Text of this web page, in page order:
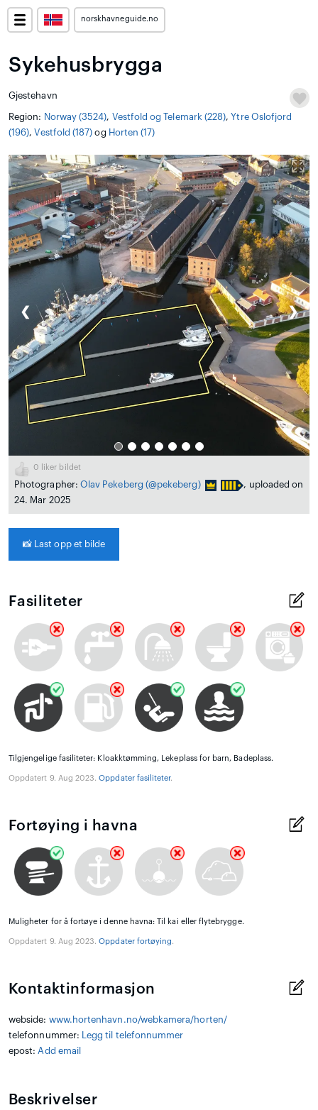
norskhavneguide.no
Sykehusbrygga
Gjestehavn
Region: Norway (3524), Vestfold og Telemark (228),Ytre Oslofjord
(196),Vestfold (187) og Horten (17)
❮ ❯
0 liker bildet
Photographer: Olav Pekeberg (@pekeberg)
, uploaded on
24. Mar 2025
📸 Last opp et bilde
Fasiliteter
Tilgjengelige fasiliteter: Kloakktømming, Lekeplass for barn, Badeplass.
Oppdatert 9. Aug 2023.Oppdater fasiliteter.
Fortøying i havna
Muligheter for å fortøye i denne havna: Til kai eller flytebrygge.
Oppdatert 9. Aug 2023.Oppdater fortøying.
Kontaktinformasjon
webside: www.hortenhavn.no/webkamera/horten/
telefonnummer:
Legg til telefonnummer
epost: Add email
Beskrivelser